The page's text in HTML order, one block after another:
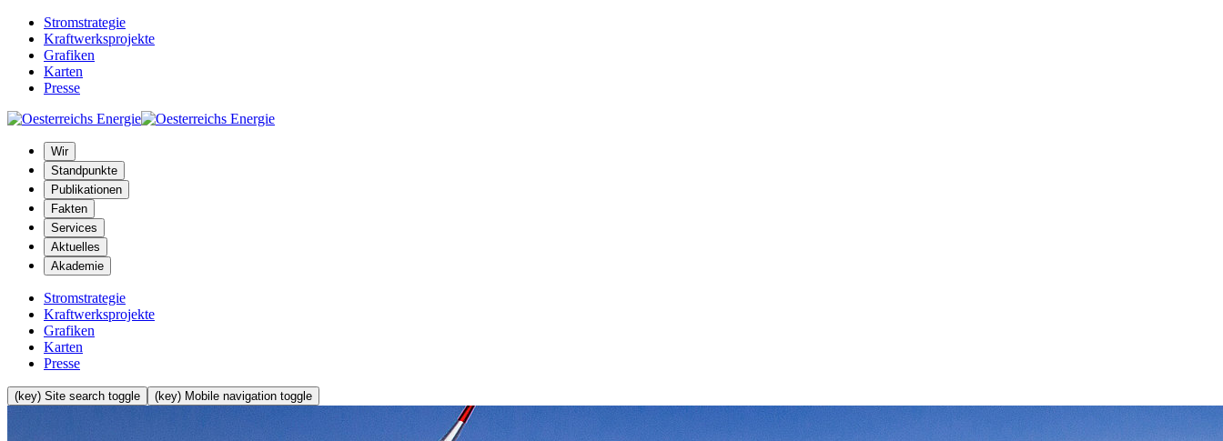
Stromstrategie
Kraftwerksprojekte
Grafiken
Karten
Presse
Wir
Standpunkte
Publikationen
Fakten
Services
Aktuelles
Akademie
Stromstrategie
Kraftwerksprojekte
Grafiken
Karten
Presse
(key) Site search toggle (key) Mobile navigation toggle